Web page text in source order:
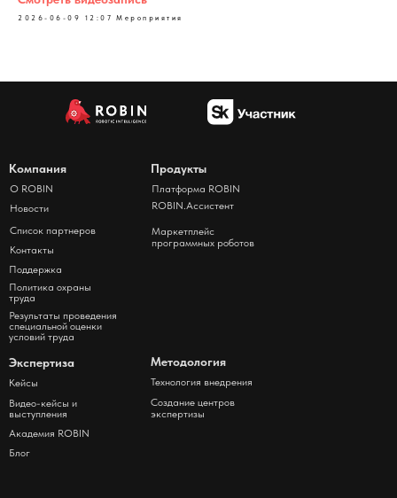
2026-06-09 12:07 Мероприятия
Компания
О ROBIN
Новости
Контакты
Список партнеров
Экспертиза
Кейсы
Видео-кейсы и
выступления
Блог
Академия ROBIN
Методология
Создание центров
экспертизы
Технология внедрения
Продукты
Платформа ROBIN
Поддержка
Маркетплейс
программных роботов
Политика охраны
труда
Результаты проведения
специальной оценки
условий труда
ROBIN.Ассистент